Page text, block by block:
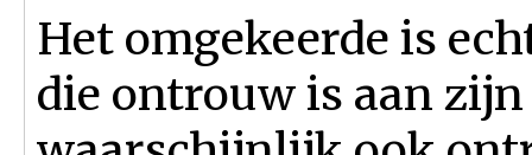
Het omgekeerde is
die ontrouw is aan